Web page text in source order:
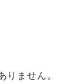
ません。